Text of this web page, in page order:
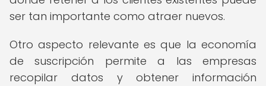
ser tan importante como atraer nuevos.
Otro aspecto relevante es que la economía
de suscripción permite a las empresas
recopilar datos y obtener información